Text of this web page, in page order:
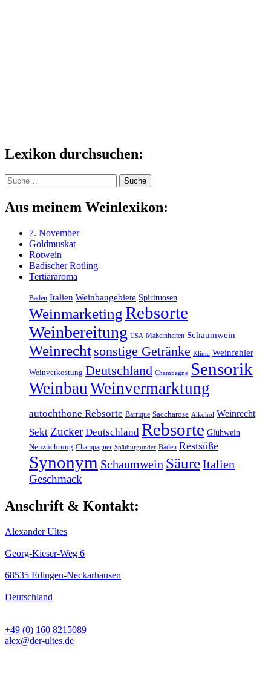
Lexikon durchsuchen:
Suche Suche
Aus meinem Weinlexikon:
7. November
Goldmuskat
Rotwein
Badischer Rotling
Tertiäraroma
Baden Italien Weinbaugebiete Spirituosen
WeinmarketingRebsorte
Weinbereitung USA Maßeinheiten Schaumwein
Weinrecht sonstige Getränke Klima Weinfehler
Weinverkostung Deutschland Champagne Sensorik
WeinbauWeinvermarktung
autochthone Rebsorte Barrique Saccharose Alkohol Weinrecht
Sekt Zucker Deutschland Rebsorte Glühwein
Neuzüchtung Champagner Spätburgunder Baden Restsüße
Synonym Schaumwein SäureItalien
Geschmack
Anschrift & Kontakt:
Alexander Ultes
Georg-Kieser-Weg 6
68535 Edingen-Neckarhausen
Deutschland
+49 (0) 160 8215089
alex@der-ultes.de